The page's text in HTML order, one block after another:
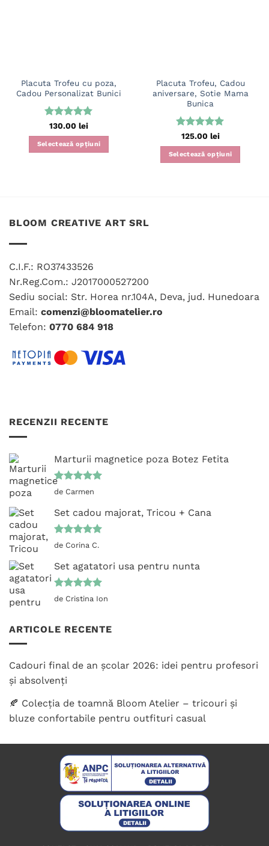
Placuta Trofeu cu poza,
Cadou Personalizat Bunici
Evaluat la
5din 5
130.00 lei
Selectează opțiuni
variații.
alese
în
pagina
produsului.
Placuta Trofeu, Cadou
aniversare, Sotie Mama
Bunica
Evaluat la
5din 5
125.00 lei
Selectează opțiuni
în
BLOOM CREATIVE ART SRL
C.I.F.: RO37433526
Nr.Reg.Com.: J2017000527200
Sediu social: Str. Horea nr.104A, Deva, jud. Hunedoara
Email: comenzi@bloomatelier.ro
Telefon: 0770 684 918
RECENZII RECENTE
Marturii magnetice poza Botez Fetita
Evaluat la
de Carmen
Set cadou majorat, Tricou + Cana
Evaluat la
de Corina C.
Set agatatori usa pentru nunta
Evaluat la
de Cristina Ion
ARTICOLE RECENTE
Cadouri final de an școlar 2026: idei pentru profesori
și absolvenți
🍂 Colecția de toamnă Bloom Atelier – tricouri și
bluze confortabile pentru outfituri casual